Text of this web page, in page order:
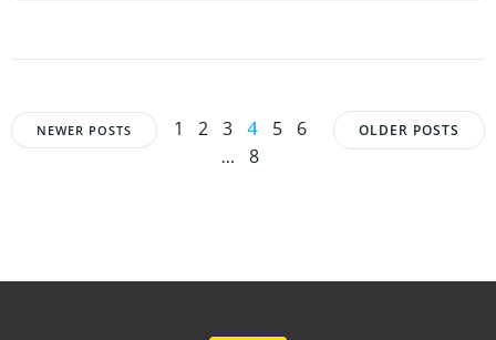
Posts
NEWER POSTS
Posts
Page
1 Page
2 Page
3 Page
4 Page
5 Page
6
… Page
8
Posts
OLDER POSTS